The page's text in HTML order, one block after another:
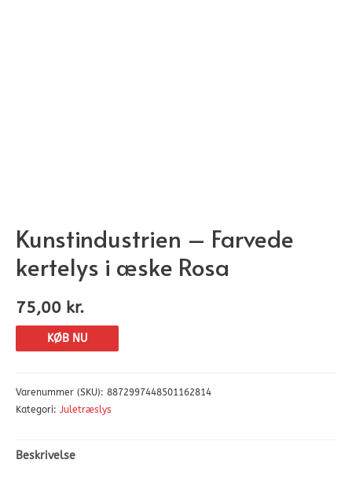
Kunstindustrien – Farvede
kertelys i æske Rosa
75,00 kr.
KØB NU
Varenummer (SKU): 8872997448501162814
Kategori: Juletræslys
Beskrivelse